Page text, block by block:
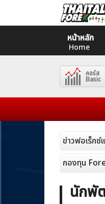
หน้าหลัก
Home
News
VPS Register
คอร์ส
Basic
ข่าวฟอเร็กซ์
กองทุน
นักพั